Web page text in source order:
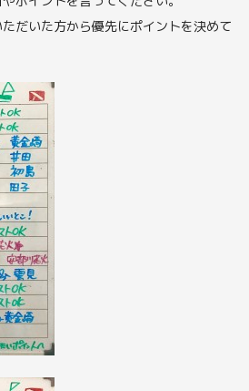
だいた方から優先にポイントを決めて